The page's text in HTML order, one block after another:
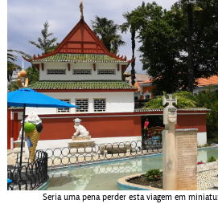
Seria uma pena perder esta viagem em